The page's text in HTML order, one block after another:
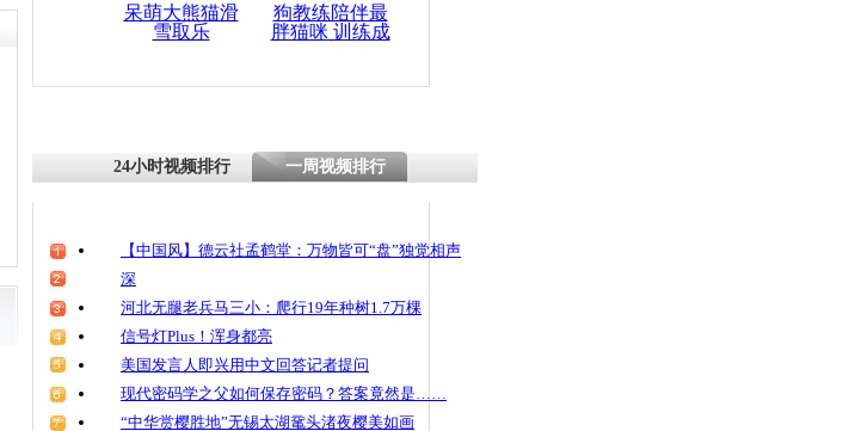
呆萌大熊猫滑
雪取乐
狗教练陪伴最
胖猫咪 训练成
24小时视频排行 一周视频排行
【中国风】德云社孟鹤堂：万物皆可“盘”独觉相声
深
河北无腿老兵马三小：爬行19年种树1.7万棵
信号灯Plus！浑身都亮
美国发言人即兴用中文回答记者提问
现代密码学之父如何保存密码？答案竟然是……
“中华赏樱胜地”无锡太湖鼋头渚夜樱美如画